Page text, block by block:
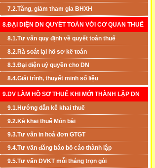
7.2.Tăng, giảm tham gia BHXH
8.ĐẠI DIỆN DN QUYẾT TOÁN VỚI CƠ QUAN THUẾ
8.1.Tư vấn quy định về quyết toán thuế
8.2.Rà soát lại hồ sơ kế toán
8.3.Đại diện uỷ quyền cho DN
8.4.Giải trình, thuyết minh số liệu
9.DV LÀM HỒ SƠ THUẾ KHI MỚI THÀNH LẬP DN
9.1.Hướng dẫn kê khai thuế
9.2.Kê khai thuế Môn bài
9.3.Tư vấn in hoá đơn GTGT
9.4.Tư vấn đăng báo bố cáo thành lập
9.5.Tư vấn DVKT mỗi tháng trọn gói